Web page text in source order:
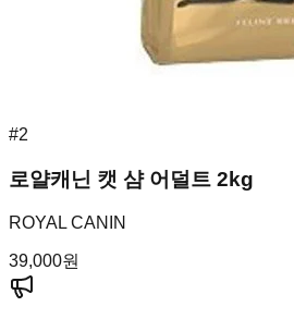
#2
로얄캐닌 캣 샴 어덜트 2kg
ROYAL CANIN
39,000원